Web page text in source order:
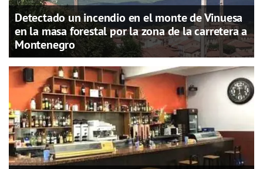
Detectado un incendio en el monte de Vinuesa
en la masa forestal por la zona de la carretera a
Montenegro